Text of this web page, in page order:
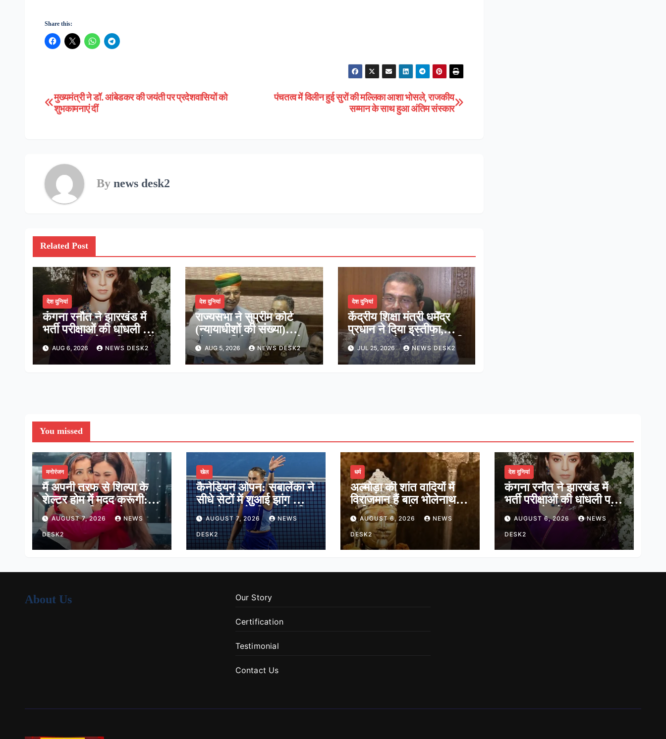
Share this:
Post
पंचतत्व में विलीन हुई सुरों की मल्लिका आशा भोसले, राजकीय
सम्मान के साथ हुआ अंतिम संस्कार
मुख्यमंत्री ने डॉ. आंबेडकर की जयंती पर प्रदेशवासियों को
शुभकामनाएं दीं
By news desk2
Related Post
देश दुनियां
कंगना रनौत ने झारखंड में
भर्ती परीक्षाओं की धांधली पर
कहा, हमारे ‘जेन-जी’ सच में
हर तरह की तकलीफ झेल रहे
हैं
AUG 6, 2026 NEWS DESK2
देश दुनियां
राज्यसभा ने सुप्रीम कोर्ट
(न्यायाधीशों की संख्या)
संशोधन विधेयक 2026 को
दी मंजूरी, शीर्ष अदालत में अब
न्यायधीशों की संख्या होगी 38
AUG 5, 2026 NEWS DESK2
देश दुनियां
केंद्रीय शिक्षा मंत्री धर्मेंद्र
प्रधान ने दिया इस्तीफा,
कहा-राष्ट्रसेवा मेरे जीवन की
सर्वोच्च प्राथमिकता
JUL 25, 2026 NEWS DESK2
You missed
मनोरंजन
मैं अपनी तरफ से शिल्पा के
शेल्टर होम में मदद करूंगी:
लॉकअप-2 विनर श्रेया
कालरा
AUGUST 7, 2026 NEWS
DESK2
खेल
कैनेडियन ओपन: सबालेंका ने
सीधे सेटों में शुआई झांग को दी
मात, पेगुला ने भी बनाई अंतिम
16 में जगह
AUGUST 7, 2026 NEWS
DESK2
धर्म
अल्मोड़ा की शांत वादियों में
विराजमान हैं बाल भोलेनाथ,
जानिए श्री जागेश्वर महादेव
मंदिर का पौराणिक इतिहास
AUGUST 6, 2026 NEWS
DESK2
देश दुनियां
कंगना रनौत ने झारखंड में
भर्ती परीक्षाओं की धांधली पर
कहा, हमारे ‘जेन-जी’ सच में
हर तरह की तकलीफ झेल रहे
हैं
AUGUST 6, 2026 NEWS
DESK2
About Us Our Story
Certification
Testimonial
Contact Us